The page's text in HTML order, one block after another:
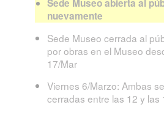
Sede Museo abierta al
nuevamente
Sede Museo cerrada al
por obras en el Museo
17/Mar
Viernes 6/Marzo: Ambas
cerradas entre las 12 y las